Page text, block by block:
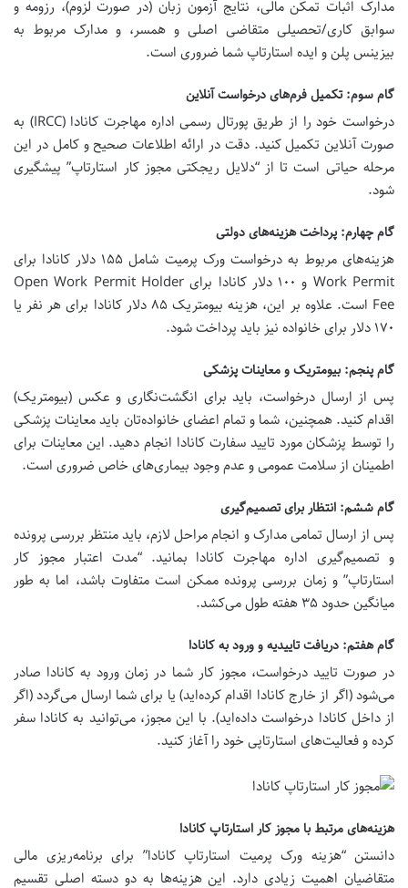
مدارک اثبات تمکن مالی، نتایج آزمون زبان (در صورت لزوم)، رزومه و
سوابق کاری/تحصیلی متقاضی اصلی و همسر، و مدارک مربوط به
بیزینس پلن و ایده استارتاپ شما ضروری است.
گام سوم: تکمیل فرم‌های درخواست آنلاین
درخواست خود را از طریق پورتال رسمی اداره مهاجرت کانادا (IRCC) به
صورت آنلاین تکمیل کنید. دقت در ارائه اطلاعات صحیح و کامل در این
مرحله حیاتی است تا از “دلایل ریجکتی مجوز کار استارتاپ” پیشگیری
شود.
گام چهارم: پرداخت هزینه‌های دولتی
هزینه‌های مربوط به درخواست ورک پرمیت شامل ۱۵۵ دلار کانادا برای
Work Permit و ۱۰۰ دلار کانادا برای Open Work Permit Holder
Fee است. علاوه بر این، هزینه بیومتریک ۸۵ دلار کانادا برای هر نفر یا
۱۷۰ دلار برای خانواده نیز باید پرداخت شود.
گام پنجم: بیومتریک و معاینات پزشکی
پس از ارسال درخواست، باید برای انگشت‌نگاری و عکس (بیومتریک)
اقدام کنید. همچنین، شما و تمام اعضای خانواده‌تان باید معاینات پزشکی
را توسط پزشکان مورد تایید سفارت کانادا انجام دهید. این معاینات برای
اطمینان از سلامت عمومی و عدم وجود بیماری‌های خاص ضروری است.
گام ششم: انتظار برای تصمیم‌گیری
پس از ارسال تمامی مدارک و انجام مراحل لازم، باید منتظر بررسی پرونده
و تصمیم‌گیری اداره مهاجرت کانادا بمانید. “مدت اعتبار مجوز کار
استارتاپ” و زمان بررسی پرونده ممکن است متفاوت باشد، اما به طور
میانگین حدود ۳۵ هفته طول می‌کشد.
گام هفتم: دریافت تاییدیه و ورود به کانادا
در صورت تایید درخواست، مجوز کار شما در زمان ورود به کانادا صادر
می‌شود (اگر از خارج کانادا اقدام کرده‌اید) یا برای شما ارسال می‌گردد (اگر
از داخل کانادا درخواست داده‌اید). با این مجوز، می‌توانید به کانادا سفر
کرده و فعالیت‌های استارتاپی خود را آغاز کنید.
هزینه‌های مرتبط با مجوز کار استارتاپ کانادا
دانستن “هزینه ورک پرمیت استارتاپ کانادا” برای برنامه‌ریزی مالی
متقاضیان اهمیت زیادی دارد. این هزینه‌ها به دو دسته اصلی تقسیم